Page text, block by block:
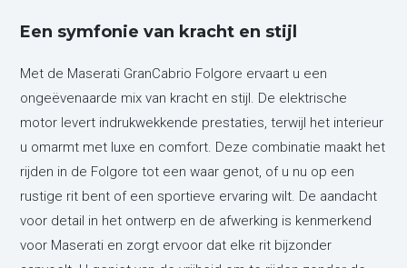
Een symfonie van kracht en stijl
Met de Maserati GranCabrio Folgore ervaart u een
ongeëvenaarde mix van kracht en stijl. De elektrische
motor levert indrukwekkende prestaties, terwijl het interieur
u omarmt met luxe en comfort. Deze combinatie maakt het
rijden in de Folgore tot een waar genot, of u nu op een
rustige rit bent of een sportieve ervaring wilt. De aandacht
voor detail in het ontwerp en de afwerking is kenmerkend
voor Maserati en zorgt ervoor dat elke rit bijzonder